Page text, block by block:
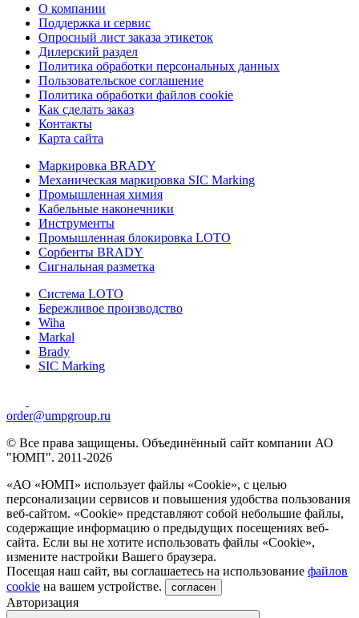
О компании
Поддержка и сервис
Опросный лист заказа этикеток
Дилерский раздел
Политика обработки персональных данных
Пользовательское соглашение
Политика обработки файлов cookie
Как сделать заказ
Контакты
Карта сайта
Маркировка BRADY
Механическая маркировка SIC Marking
Промышленная химия
Кабельные наконечники
Инструменты
Промышленная блокировка LOTO
Сорбенты BRADY
Сигнальная разметка
Система LOTO
Бережливое производство
Wiha
Markal
Brady
SIC Marking
order@umpgroup.ru
© Все права защищены. Объединённый сайт компании АО
"ЮМП". 2011-2026
«АО «ЮМП» использует файлы «Сookie», с целью
персонализации сервисов и повышения удобства пользования
веб-сайтом. «Cookie» представляют собой небольшие файлы,
содержащие информацию о предыдущих посещениях веб-
сайта. Если вы не хотите использовать файлы «Сookie»,
измените настройки Вашего браузера.
Посещая наш сайт, вы соглашаетесь на использование файлов
cookie на вашем устройстве. согласен
Авторизация